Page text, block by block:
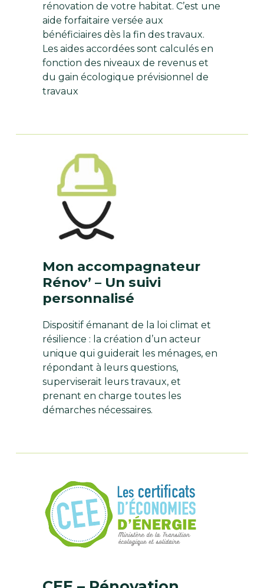
rénovation de votre habitat. C’est une
aide forfaitaire versée aux
bénéficiaires dès la fin des travaux.
Les aides accordées sont calculés en
fonction des niveaux de revenus et
du gain écologique prévisionnel de
travaux
Mon accompagnateur
Rénov’ – Un suivi
personnalisé
Dispositif émanant de la loi climat et
résilience : la création d’un acteur
unique qui guiderait les ménages, en
répondant à leurs questions,
superviserait leurs travaux, et
prenant en charge toutes les
démarches nécessaires.